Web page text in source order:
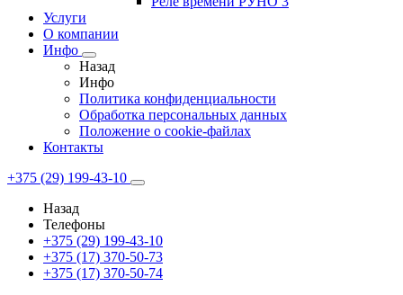
Услуги
О компании
Инфо
Назад
Инфо
Политика конфиденциальности
Обработка персональных данных
Положение о cookie-файлах
Контакты
+375 (29) 199-43-10
Назад
Телефоны
+375 (29) 199-43-10
+375 (17) 370-50-73
+375 (17) 370-50-74